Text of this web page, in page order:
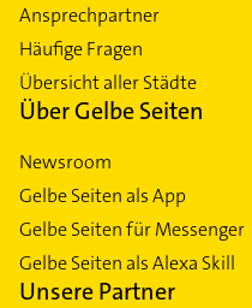
Ansprechpartner
Häufige Fragen
Übersicht aller Städte
Über Gelbe Seiten
Newsroom
Gelbe Seiten als App
Gelbe Seiten für Messenger
Gelbe Seiten als Alexa Skill
Unsere Partner